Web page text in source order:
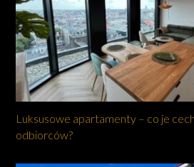
Luksusowe apartamenty – co je
odbiorców?